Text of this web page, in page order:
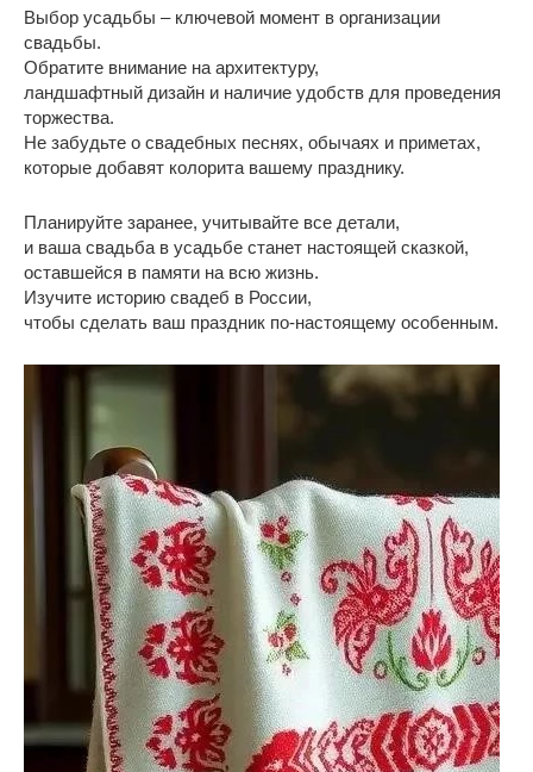
Выбор усадьбы – ключевой момент в организации
свадьбы.
Обратите внимание на архитектуру,
ландшафтный дизайн и наличие удобств для проведения
торжества.
Не забудьте о свадебных песнях, обычаях и приметах,
которые добавят колорита вашему празднику.
Планируйте заранее, учитывайте все детали,
и ваша свадьба в усадьбе станет настоящей сказкой,
оставшейся в памяти на всю жизнь.
Изучите историю свадеб в России,
чтобы сделать ваш праздник по-настоящему особенным.